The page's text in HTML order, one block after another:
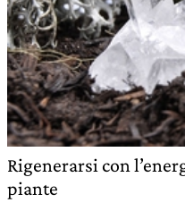
Rigenerarsi con
piante